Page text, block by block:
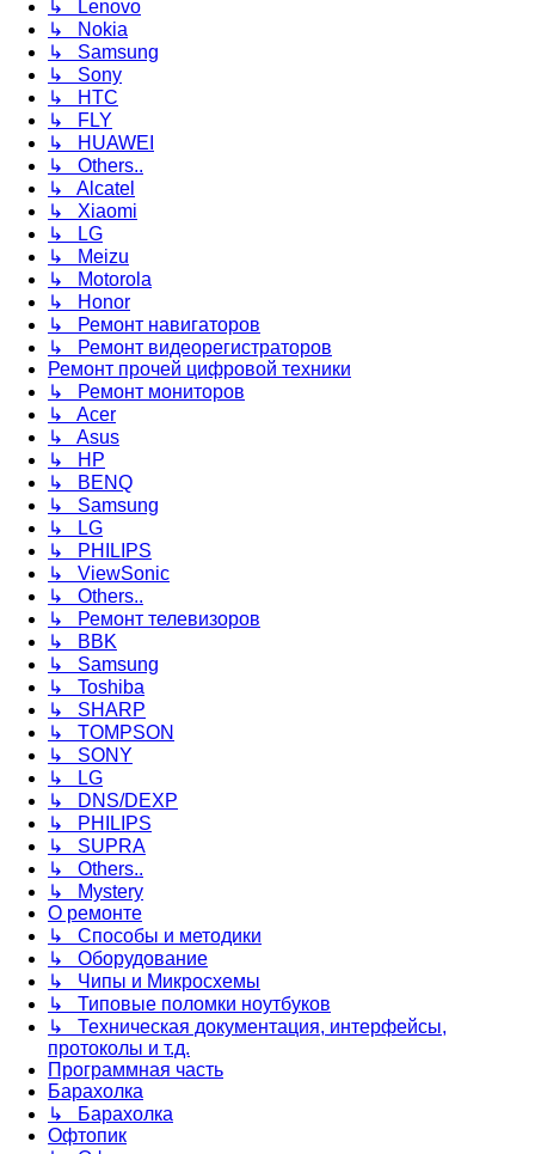
↳ Lenovo
↳ Nokia
↳ Samsung
↳ Sony
↳ HTC
↳ FLY
↳ HUAWEI
↳ Others..
↳ Alcatel
↳ Xiaomi
↳ LG
↳ Meizu
↳ Motorola
↳ Honor
↳ Ремонт навигаторов
↳ Ремонт видеорегистраторов
Ремонт прочей цифровой техники
↳ Ремонт мониторов
↳ Acer
↳ Asus
↳ HP
↳ BENQ
↳ Samsung
↳ LG
↳ PHILIPS
↳ ViewSonic
↳ Others..
↳ Ремонт телевизоров
↳ BBK
↳ Samsung
↳ Toshiba
↳ SHARP
↳ TOMPSON
↳ SONY
↳ LG
↳ DNS/DEXP
↳ PHILIPS
↳ SUPRA
↳ Others..
↳ Mystery
О ремонте
↳ Способы и методики
↳ Оборудование
↳ Чипы и Микросхемы
↳ Типовые поломки ноутбуков
↳ Техническая документация, интерфейсы,
протоколы и т.д.
Программная часть
Барахолка
↳ Барахолка
Офтопик